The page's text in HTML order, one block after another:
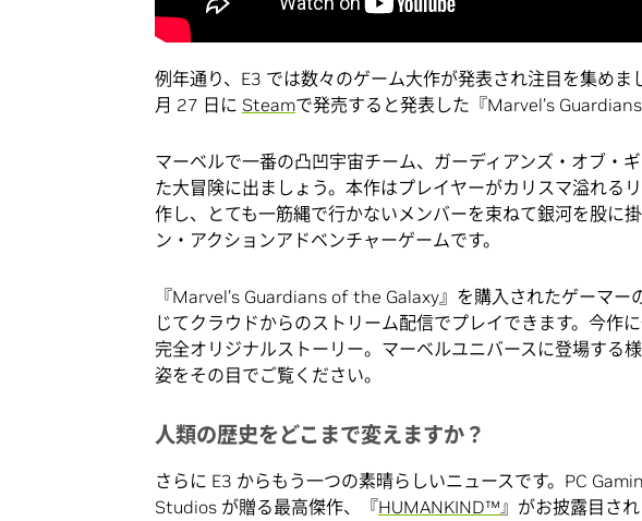
例年通り、E3 では数々のゲーム大作が発表され注目を集め
月 27 日に Steamで発売すると発表した『Marvel’s
マーベルで一番の凸凹宇宙チーム、ガーディアンズ・オブ・
た大冒険に出ましょう。本作はプレイヤーがカリスマ溢れる
作し、とても一筋縄で行かないメンバーを束ねて銀河を股に
ン・アクションアドベンチャーゲームです。
『Marvel’s Guardians of the Galaxy』を購入されたゲーマ
じてクラウドからのストリーム配信でプレイできます。今作
完全オリジナルストーリー。マーベルユニバースに登場する
姿をその目でご覧ください。
人類の歴史をどこまで変えますか？
さらに E3 からもう一つの素晴らしいニュースです。PC
Studios が贈る最高傑作、『HUMANKIND™』がお披露目さ